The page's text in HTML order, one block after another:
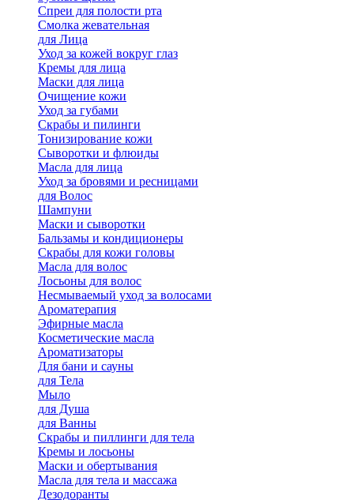
Спреи для полости рта
Смолка жевательная
для Лица
Уход за кожей вокруг глаз
Кремы для лица
Маски для лица
Очищение кожи
Уход за губами
Скрабы и пилинги
Тонизирование кожи
Сыворотки и флюиды
Масла для лица
Уход за бровями и ресницами
для Волос
Шампуни
Маски и сыворотки
Бальзамы и кондиционеры
Скрабы для кожи головы
Масла для волос
Лосьоны для волос
Несмываемый уход за волосами
Ароматерапия
Эфирные масла
Косметические масла
Ароматизаторы
Для бани и сауны
для Тела
Мыло
для Душа
для Ванны
Скрабы и пиллинги для тела
Кремы и лосьоны
Маски и обертывания
Масла для тела и массажа
Дезодоранты